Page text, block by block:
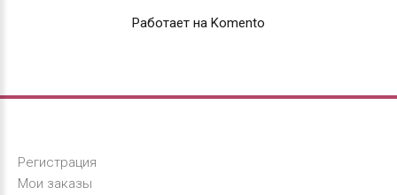
Работает на Komento
Регистрация
Мои заказы